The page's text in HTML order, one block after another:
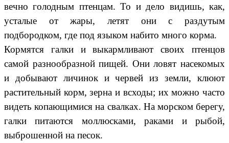
вечно голодным птенцам. То и дело видишь, как,
усталые от жары, летят они с раздутым
подбородком, где под языком набито много корма.
Кормятся галки и выкармливают своих птенцов
самой разнообразной пищей. Они ловят насекомых
и добывают личинок и червей из земли, клюют
растительный корм, зерна и всходы; их можно часто
видеть копающимися на свалках. На морском берегу,
галки питаются моллюсками, раками и рыбой,
выброшенной на песок.